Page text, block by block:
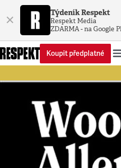
× Týdeník Respekt
Respekt Media
ZDARMA - na Google
Koupit předplatné